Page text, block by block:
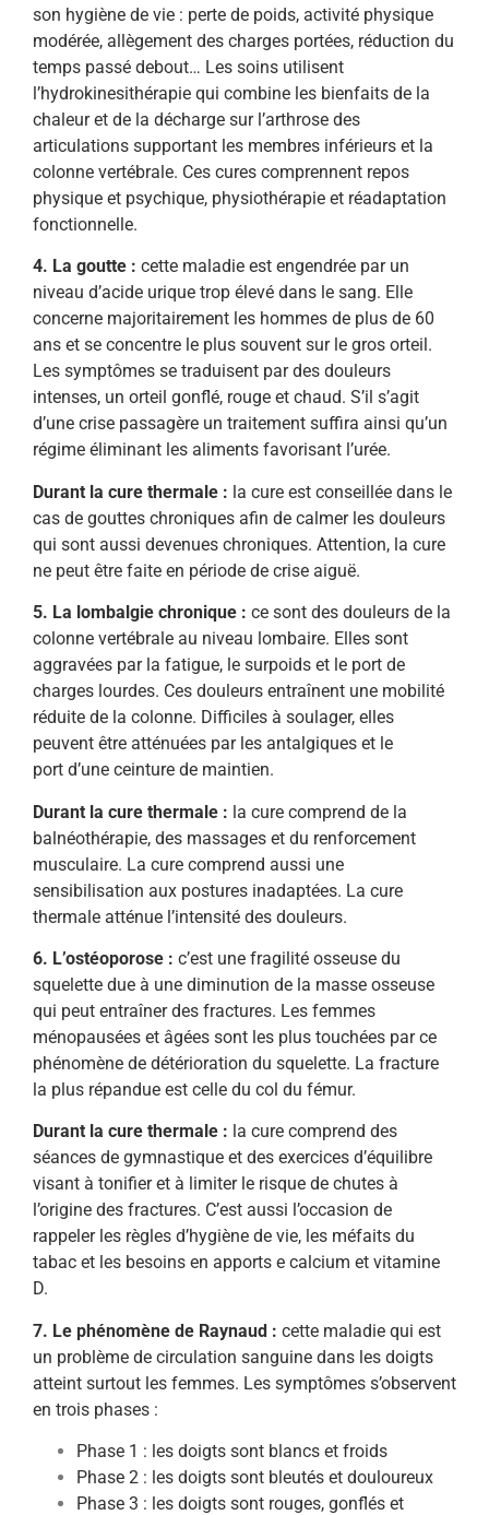
son hygiène de vie : perte de poids, activité physique
modérée, allègement des charges portées, réduction du
temps passé debout… Les soins utilisent
l’hydrokinesithérapie qui combine les bienfaits de la
chaleur et de la décharge sur l’arthrose des
articulations supportant les membres inférieurs et la
colonne vertébrale. Ces cures comprennent repos
physique et psychique, physiothérapie et réadaptation
fonctionnelle.
4. La goutte : cette maladie est engendrée par un
niveau d’acide urique trop élevé dans le sang. Elle
concerne majoritairement les hommes de plus de 60
ans et se concentre le plus souvent sur le gros orteil.
Les symptômes se traduisent par des douleurs
intenses, un orteil gonflé, rouge et chaud. S’il s’agit
d’une crise passagère un traitement suffira ainsi qu’un
régime éliminant les aliments favorisant l’urée.
Durant la cure thermale : la cure est conseillée dans le
cas de gouttes chroniques afin de calmer les douleurs
qui sont aussi devenues chroniques. Attention, la cure
ne peut être faite en période de crise aiguë.
5. La lombalgie chronique : ce sont des douleurs de la
colonne vertébrale au niveau lombaire. Elles sont
aggravées par la fatigue, le surpoids et le port de
charges lourdes. Ces douleurs entraînent une mobilité
réduite de la colonne. Difficiles à soulager, elles
peuvent être atténuées par les antalgiques et le
port d’une ceinture de maintien.
Durant la cure thermale : la cure comprend de la
balnéothérapie, des massages et du renforcement
musculaire. La cure comprend aussi une
sensibilisation aux postures inadaptées. La cure
thermale atténue l’intensité des douleurs.
6. L’ostéoporose : c’est une fragilité osseuse du
squelette due à une diminution de la masse osseuse
qui peut entraîner des fractures. Les femmes
ménopausées et âgées sont les plus touchées par ce
phénomène de détérioration du squelette. La fracture
la plus répandue est celle du col du fémur.
Durant la cure thermale : la cure comprend des
séances de gymnastique et des exercices d’équilibre
visant à tonifier et à limiter le risque de chutes à
l’origine des fractures. C’est aussi l’occasion de
rappeler les règles d’hygiène de vie, les méfaits du
tabac et les besoins en apports e calcium et vitamine
D.
7. Le phénomène de Raynaud : cette maladie qui est
un problème de circulation sanguine dans les doigts
atteint surtout les femmes. Les symptômes s’observent
en trois phases :
Phase 1 : les doigts sont blancs et froids
Phase 2 : les doigts sont bleutés et douloureux
Phase 3 : les doigts sont rouges, gonflés et